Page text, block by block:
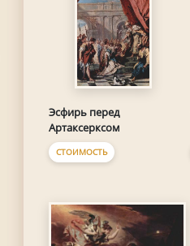
Эсфирь перед
Артаксерксом
СТОИМОСТЬ